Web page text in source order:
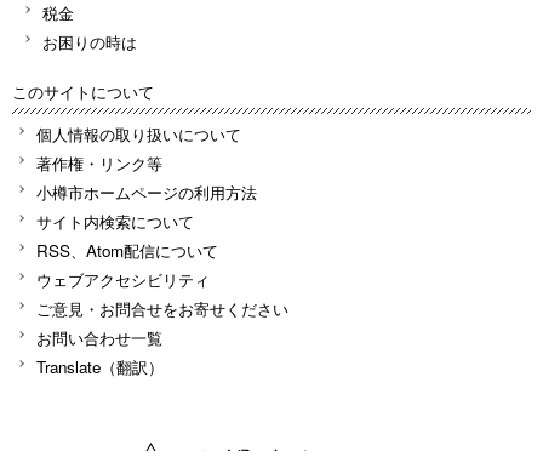
税金
お困りの時は
このサイトについて
個人情報の取り扱いについて
著作権・リンク等
小樽市ホームページの利用方法
サイト内検索について
RSS、Atom配信について
ウェブアクセシビリティ
ご意見・お問合せをお寄せください
お問い合わせ一覧
Translate（翻訳）